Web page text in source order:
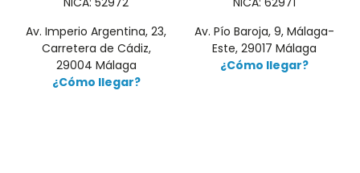
Av. Imperio Argentina, 23,
Carretera de Cádiz,
29004 Málaga
¿Cómo llegar?
Av. Pío Baroja, 9, Málaga-
Este, 29017 Málaga
¿Cómo llegar?